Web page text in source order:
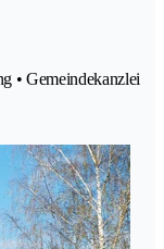
• Gemeindekanzlei